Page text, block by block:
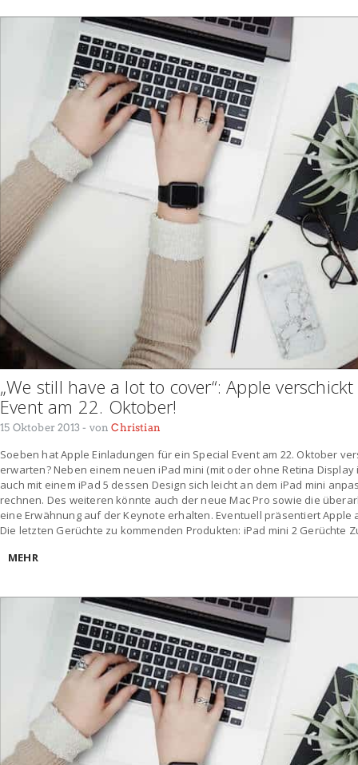
„We still have a lot to cover“: Apple
Event am 22. Oktober!
15 Oktober 2013 - vonChristian
Soeben hat Apple Einladungen für ein Special Event am 22. Oktober
erwarten? Neben einem neuen iPad mini (mit oder ohne Retina
auch mit einem iPad 5 dessen Design sich leicht an dem iPad mini
rechnen. Des weiteren könnte auch der neue Mac Pro sowie die
eine Erwähnung auf der Keynote erhalten. Eventuell präsentiert Apple
Die letzten Gerüchte zu kommenden Produkten: iPad mini 2 Gerüchte
MEHR